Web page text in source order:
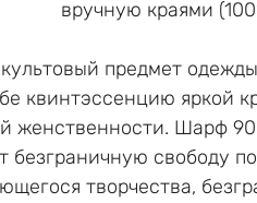
вручную краями
предмет
квинтэссенцию яркой
женственности. Шарф
безграничную свободу
творчества,